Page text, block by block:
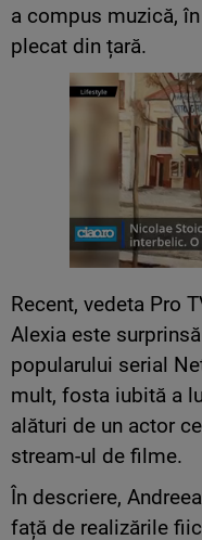
a compus muzică,
plecat din țară.
Recent, vedeta Pro
Alexia este
popularului serial
mult, fosta iubită a
alături de un actor
stream-ul de filme.
În descriere,
față de realizările